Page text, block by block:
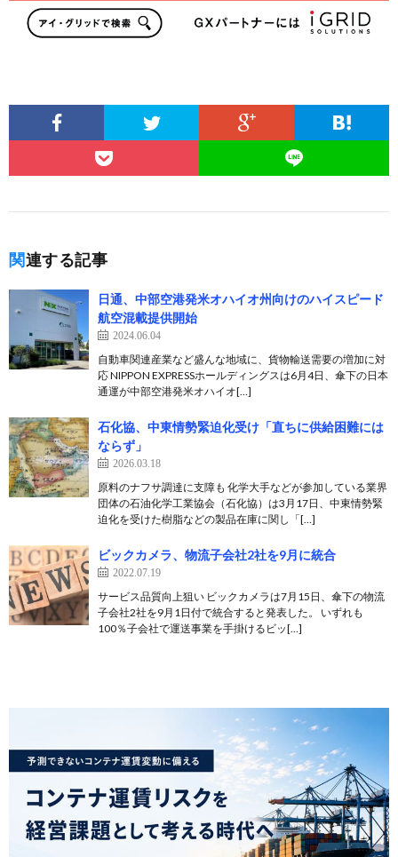
関連する記事
日通、中部空港発米オハイオ州向けのハイスピード
航空混載提供開始
2024.06.04
自動車関連産業など盛んな地域に、貨物輸送需要の増加に対
応 NIPPON EXPRESSホールディングスは6月4日、傘下の日本
通運が中部空港発米オハイオ[…]
石化協、中東情勢緊迫化受け「直ちに供給困難には
ならず」
2026.03.18
原料のナフサ調達に支障も 化学大手などが参加している業界
団体の石油化学工業協会（石化協）は3月17日、中東情勢緊
迫化を受けた樹脂などの製品在庫に関し「[…]
ビックカメラ、物流子会社2社を9月に統合
2022.07.19
サービス品質向上狙い ビックカメラは7月15日、傘下の物流
子会社2社を9月1日付で統合すると発表した。 いずれも
100％子会社で運送事業を手掛けるビッ[…]